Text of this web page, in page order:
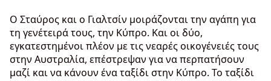
Ο Σταύρος και ο Γιαλτσίν μοιράζονται την αγάπη για
τη γενέτειρά τους, την Κύπρο. Και οι δύο,
εγκατεστημένοι πλέον με τις νεαρές οικογένειές τους
στην Αυστραλία, επέστρεψαν για να περπατήσουν
μαζί και να κάνουν ένα ταξίδι στην Κύπρο. Το ταξίδι